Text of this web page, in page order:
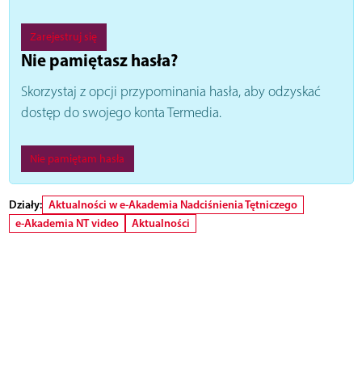
Zarejestruj się
Nie pamiętasz hasła?
Skorzystaj z opcji przypominania hasła, aby odzyskać
dostęp do swojego konta Termedia.
Nie pamiętam hasła
Działy: Aktualności w e-Akademia Nadciśnienia Tętniczego
e-Akademia NT video
Aktualności